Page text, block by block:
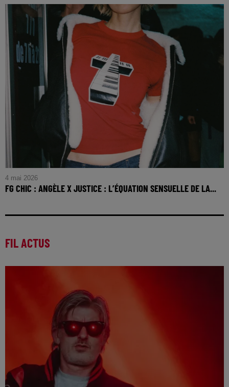
4 mai 2026
FG CHIC : ANGÈLE X JUSTICE : L’ÉQUATION SENSUELLE DE LA...
FIL ACTUS